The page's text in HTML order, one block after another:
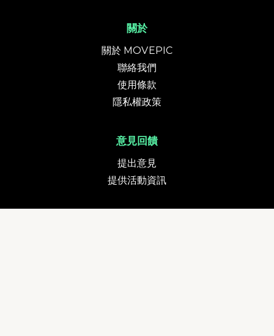
關於
關於 MOVEPIC
聯絡我們
使用條款
隱私權政策
意見回饋
提出意見
提供活動資訊